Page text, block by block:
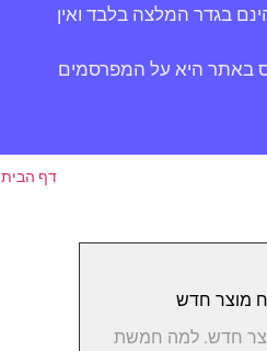
בגדר המלצה בלבד ואין
באתר היא על המפרסמים
דף הבית
חדש. למה חמשת